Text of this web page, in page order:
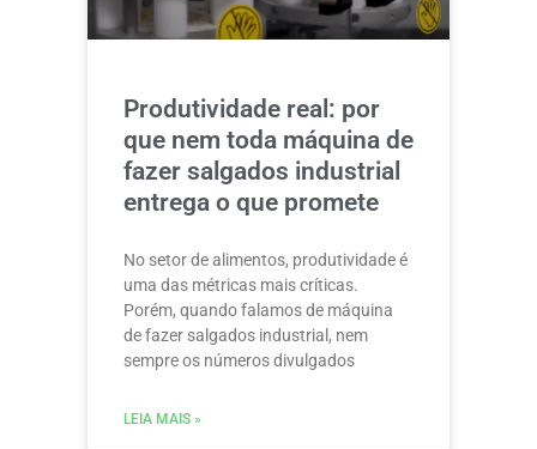
Produtividade real: por
que nem toda máquina de
fazer salgados industrial
entrega o que promete
No setor de alimentos, produtividade é
uma das métricas mais críticas.
Porém, quando falamos de máquina
de fazer salgados industrial, nem
sempre os números divulgados
LEIA MAIS »